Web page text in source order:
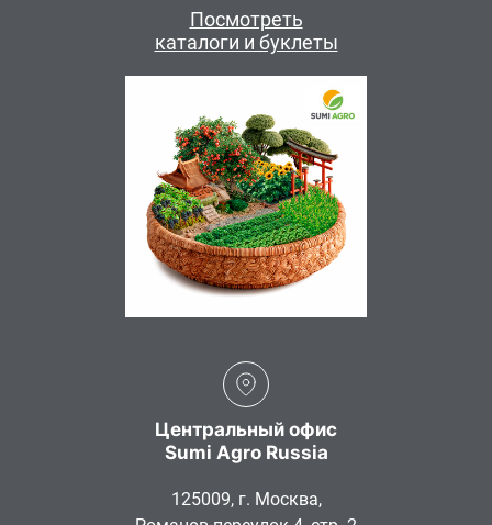
Посмотреть
каталоги и буклеты
Центральный офис
Sumi Agro Russia
125009, г. Москва,